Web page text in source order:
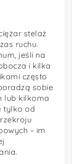
stelaż
ruchu.
jeśli na
i kilka
często
sobie
lub kilkoma
tylko od
– im